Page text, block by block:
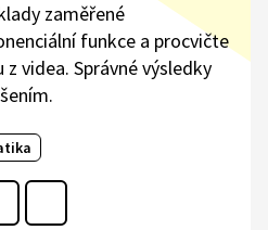
zaměřené
funkce a procvičte
videa. Správné výsledky